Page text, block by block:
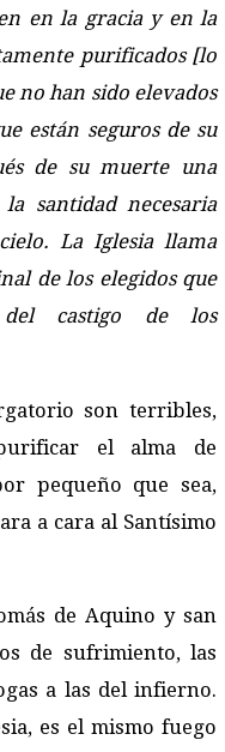
en la gracia y en la
purificados [lo
no han sido elevados
están seguros de su
de su muerte una
santidad necesaria
La Iglesia llama
de los elegidos que
del castigo de los
son terribles,
el alma de
pequeño que sea,
a cara al Santísimo
de Aquino y san
de sufrimiento, las
a las del infierno.
es el mismo fuego